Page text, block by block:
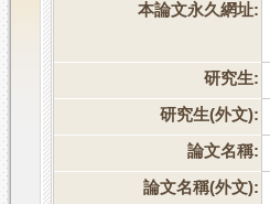
本論文永久網址:
研究生:
研究生(外文):
論文名稱:
論文名稱(外文):